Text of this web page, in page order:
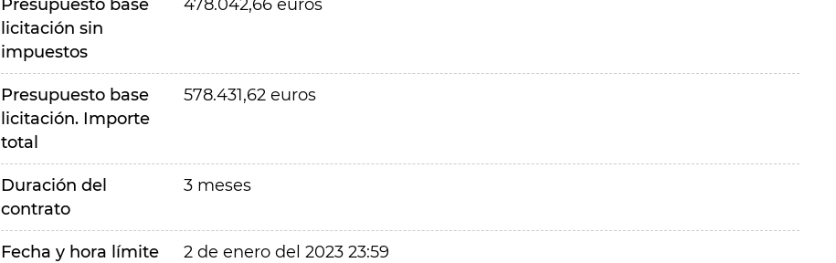
Presupuesto base
licitación sin
impuestos
478.042,66 euros
Presupuesto base
licitación. Importe
total
578.431,62 euros
Duración del
contrato
3 meses
Fecha y hora límite
2 de enero del 2023 23:59